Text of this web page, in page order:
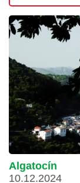
Algatocín
10.12.2024